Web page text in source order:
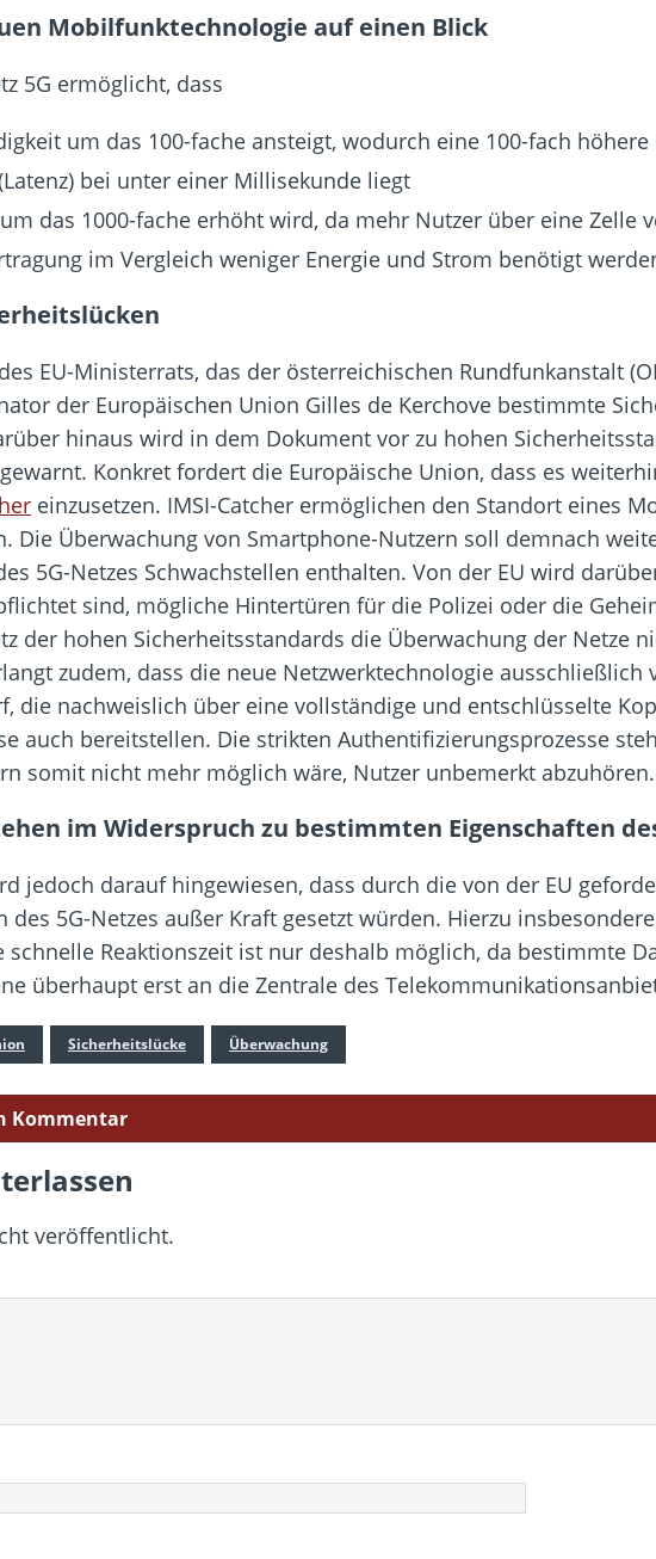
Mobilfunktechnologie auf einen Blick
5G ermöglicht, dass
um das 100-fache ansteigt, wodurch eine 100-fach
bei unter einer Millisekunde liegt
das 1000-fache erhöht wird, da mehr Nutzer über eine Zelle
im Vergleich weniger Energie und Strom benötigt
EU-Ministerrats, das der österreichischen Rundfunkanstalt
der Europäischen Union Gilles de Kerchove bestimmte
hinaus wird in dem Dokument vor zu hohen
Konkret fordert die Europäische Union, dass es
einzusetzen. IMSI-Catcher ermöglichen den Standort eines
Die Überwachung von Smartphone-Nutzern soll demnach
5G-Netzes Schwachstellen enthalten. Von der EU wird
sind, mögliche Hintertüren für die Polizei oder die
der hohen Sicherheitsstandards die Überwachung der Netze
zudem, dass die neue Netzwerktechnologie
die nachweislich über eine vollständige und entschlüsselte
auch bereitstellen. Die strikten Authentifizierungsprozesse
somit nicht mehr möglich wäre, Nutzer unbemerkt abzuhören.
im Widerspruch zu bestimmten Eigenschaften
jedoch darauf hingewiesen, dass durch die von der EU
des 5G-Netzes außer Kraft gesetzt würden. Hierzu
Reaktionszeit ist nur deshalb möglich, da bestimmte
überhaupt erst an die Zentrale des
Sicherheitslücke Überwachung
Kommentar
veröffentlicht.